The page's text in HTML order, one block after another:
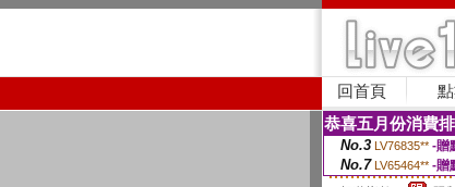
回首頁
恭喜五月份消費
No.3 LV76835** -贈
No.7 LV65464** -贈